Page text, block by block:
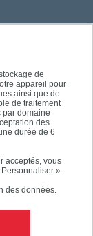
de
appareil pour
ainsi que de
de traitement
par domaine
des
durée de 6
acceptés, vous
».
des données.